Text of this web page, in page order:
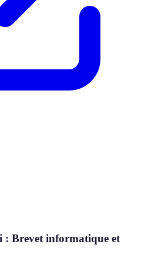
: Brevet informatique et